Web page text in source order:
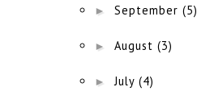
►September(5)
►August(3)
►July(4)